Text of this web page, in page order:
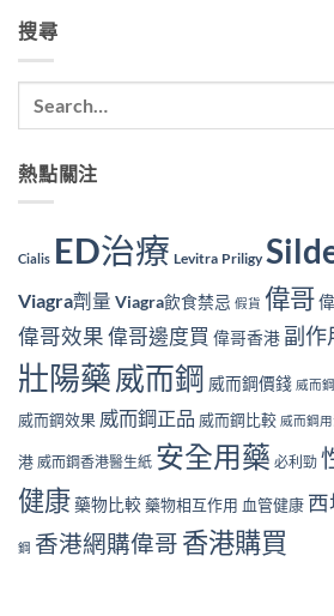
搜尋
熱點關注
Cialis ED治療 Levitra Priligy
Viagra劑量 Viagra飲食禁忌 假貨 偉哥
偉哥效果偉哥邊度買 偉哥香港 副作
壯陽藥 威而鋼 威而鋼價錢 威而
威而鋼效果 威而鋼正品 威而鋼比較 威而鋼
港 威而鋼香港醫生紙 安全用藥 必利勁
健康藥物比較藥物相互作用 血管健康
鋼 香港網購偉哥 香港購買